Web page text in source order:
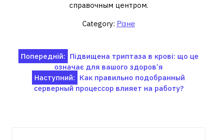
справочным центром.
Category: Різне
Навігація
записів
Попередній: Підвищена триптаза в крові: що це
означає для вашого здоров’я
Наступний: Как правильно подобранный
серверный процессор влияет на работу?